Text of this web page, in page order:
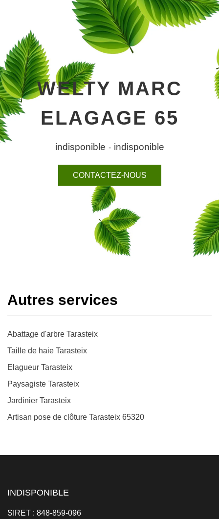
WELTY MARC
ELAGAGE 65
indisponible - indisponible
CONTACTEZ-NOUS
Autres services
Abattage d'arbre Tarasteix
Taille de haie Tarasteix
Elagueur Tarasteix
Paysagiste Tarasteix
Jardinier Tarasteix
Artisan pose de clôture Tarasteix 65320
INDISPONIBLE
SIRET : 848-859-096